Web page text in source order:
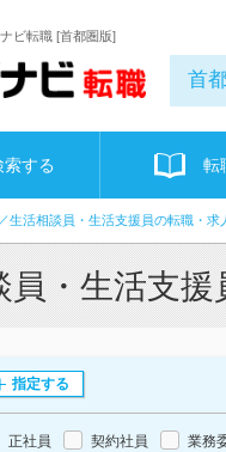
ビ転職 [首都圏版]
首
する 転
生活相談員・生活支援員の転職・求
・生活支
指定する
正社員 契約社員 業務